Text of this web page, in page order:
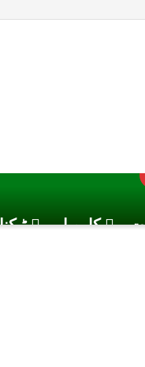
کاروبار